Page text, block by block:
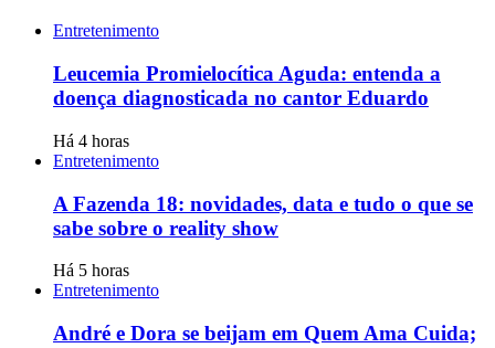
Entretenimento
Leucemia Promielocítica Aguda: entenda a
doença diagnosticada no cantor Eduardo
Há 4 horas
Entretenimento
A Fazenda 18: novidades, data e tudo o que se
sabe sobre o reality show
Há 5 horas
Entretenimento
André e Dora se beijam em Quem Ama Cuida;